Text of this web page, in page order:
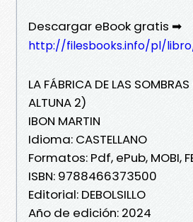
Descargar eBook gratis ➡
http://filesbooks.info/pl/
LA FÁBRICA DE LAS SOMBRAS
ALTUNA 2)
IBON MARTIN
Idioma: CASTELLANO
Formatos: Pdf, ePub, MOBI,
ISBN: 9788466373500
Editorial: DEBOLSILLO
Año de edición: 2024